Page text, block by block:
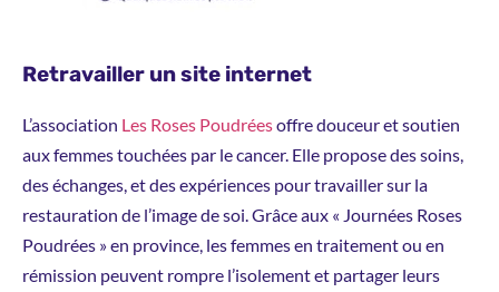
Retravailler un site internet
L’association Les Roses Poudréesoffre douceur et soutien
aux femmes touchées par le cancer. Elle propose des soins,
des échanges, et des expériences pour travailler sur la
restauration de l’image de soi. Grâce aux « Journées Roses
Poudrées » en province, les femmes en traitement ou en
rémission peuvent rompre l’isolement et partager leurs